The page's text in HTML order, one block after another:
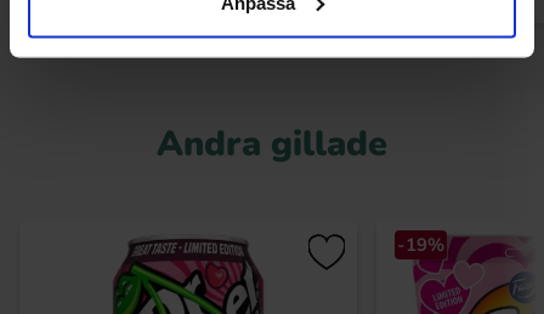
Andra gillade
-19%